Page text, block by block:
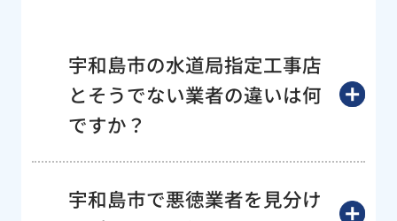
宇和島市の水道局指定工事店
とそうでない業者の違いは何
ですか？
宇和島市で悪徳業者を見分け